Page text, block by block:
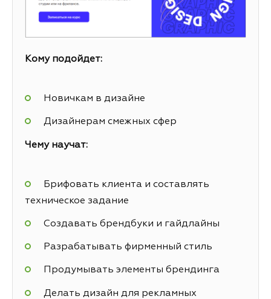
Кому подойдет:
Новичкам в дизайне
Дизайнерам смежных сфер
Чему научат:
Брифовать клиента и составлять
техническое задание
Создавать брендбуки и гайдлайны
Разрабатывать фирменный стиль
Продумывать элементы брендинга
Делать дизайн для рекламных